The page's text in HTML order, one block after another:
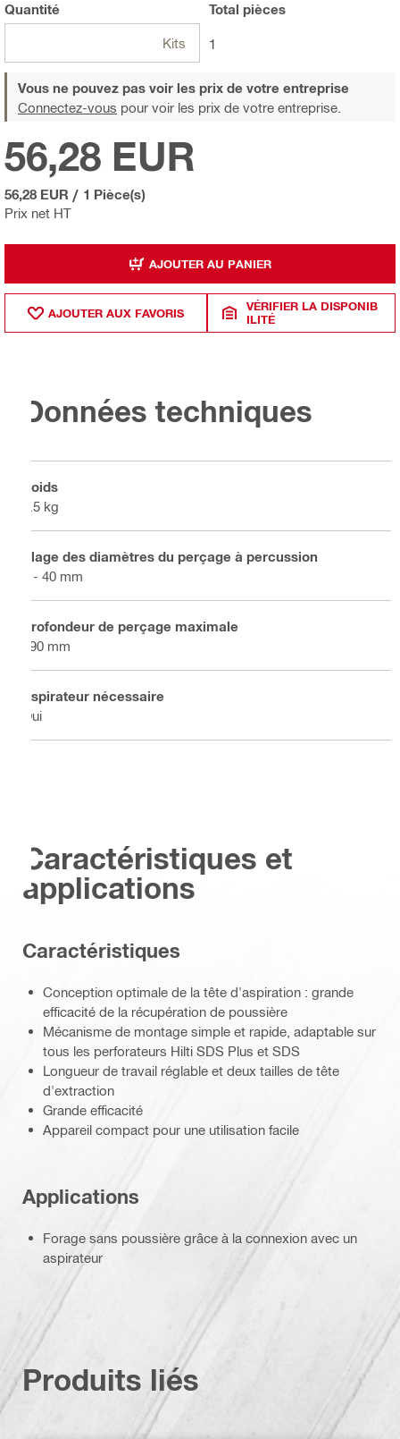
Quantité
Kits
Total pièces
1
Vous ne pouvez pas voir les prix de votre entreprise
Connectez-vous pour voir les prix de votre entreprise.
Prix net HT
56,28 EUR
56,28 EUR / 1 Pièce(s)
AJOUTER AU PANIER
AJOUTER AUX FAVORIS
VÉRIFIER LA DISPONIB
ILITÉ
Données techniques
Poids
0.5 kg
Plage des diamètres du perçage à percussion
4 - 40 mm
Profondeur de perçage maximale
290 mm
Aspirateur nécessaire
Oui
Caractéristiques et
applications
Caractéristiques
Conception optimale de la tête d'aspiration : grande
efficacité de la récupération de poussière
Mécanisme de montage simple et rapide, adaptable sur
tous les perforateurs Hilti SDS Plus et SDS
Longueur de travail réglable et deux tailles de tête
d'extraction
Grande efficacité
Appareil compact pour une utilisation facile
Applications
Forage sans poussière grâce à la connexion avec un
aspirateur
Produits liés